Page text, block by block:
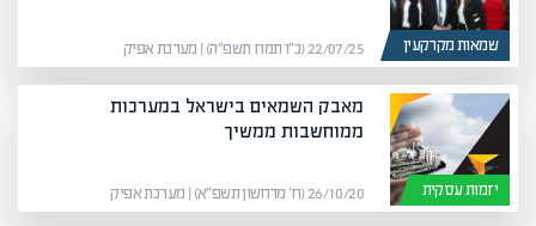
שמאות מקרקעין 22/07/25 (כ״ו תמוז תשפ״ה) | מערכת אפיק
יזמות עסקית
מאבק השמאים בישראל במערכות
ממוחשבות ממשיך
26/10/20 (ח׳ מרחשון תשפ״א) | מערכת אפיק